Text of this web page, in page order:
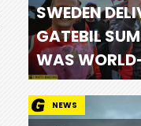
SWEDEN
GATEBIL
WAS
NEWS